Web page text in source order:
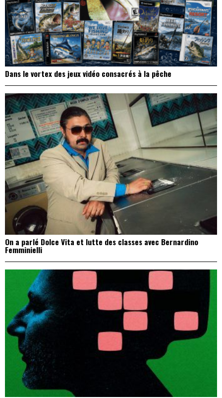
Dans le vortex des jeux vidéo consacrés à la pêche
On a parlé Dolce Vita et lutte des classes avec Bernardino
Femminielli